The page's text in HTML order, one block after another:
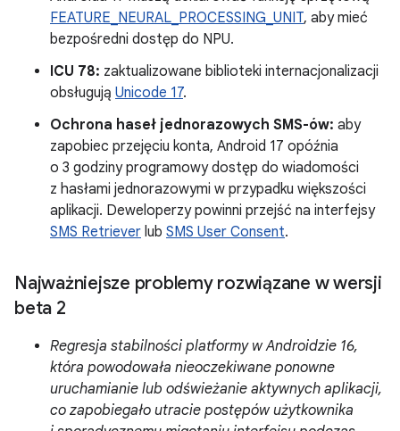
FEATURE_NEURAL_PROCESSING_UNIT, aby mieć
bezpośredni dostęp do NPU.
ICU 78: zaktualizowane biblioteki internacjonalizacji
obsługują Unicode 17.
Ochrona haseł jednorazowych SMS-ów: aby
zapobiec przejęciu konta, Android 17 opóźnia
o 3 godziny programowy dostęp do wiadomości
z hasłami jednorazowymi w przypadku większości
aplikacji. Deweloperzy powinni przejść na interfejsy
SMS Retriever lub SMS User Consent.
Najważniejsze problemy rozwiązane w wersji
beta 2
Regresja stabilności platformy w Androidzie 16,
która powodowała nieoczekiwane ponowne
uruchamianie lub odświeżanie aktywnych aplikacji,
co zapobiegało utracie postępów użytkownika